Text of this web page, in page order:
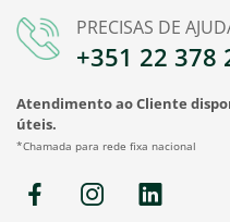
PRECISAS DE
+351 22 378
Atendimento ao Cliente
úteis.
*Chamada para rede fixa nacional